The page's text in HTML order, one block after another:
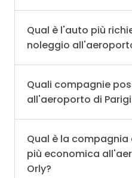
Qual è l'auto più
noleggio
Quali compagnie
all'aeroporto di Parigi
Qual è la
più economica
Orly?